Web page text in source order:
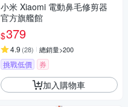
小米 Xiaomi 電動鼻毛修剪器
官方旗艦館
$379
4.9 (28) 總銷量>200
挑戰低價 券
加入購物車